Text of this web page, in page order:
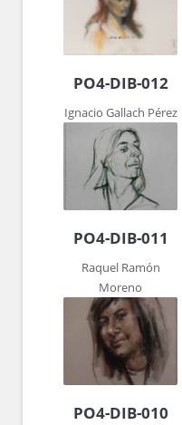
PO4-DIB-012
Ignacio Gallach Pérez
PO4-DIB-011
Raquel Ramón
Moreno
PO4-DIB-010